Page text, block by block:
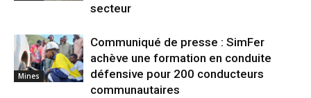
secteur
Mines
Communiqué de presse : SimFer
achève une formation en conduite
défensive pour 200 conducteurs
communautaires